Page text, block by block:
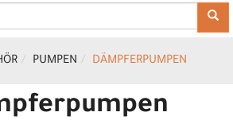
PUMPEN DÄMPFERPUMPEN